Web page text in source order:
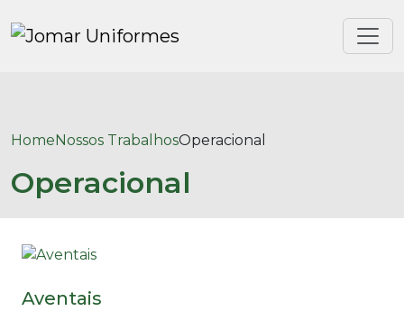
HomeNossos TrabalhosOperacional
Operacional
Aventais